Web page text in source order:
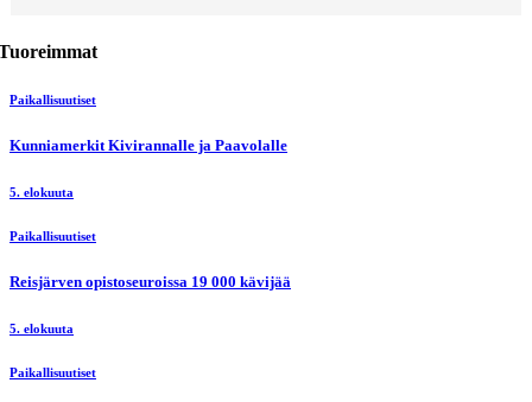
Paikallisuutiset
Kunniamerkit Kivirannalle ja Paavolalle
5. elokuuta
Paikallisuutiset
Reisjärven opistoseuroissa 19 000 kävijää
5. elokuuta
Paikallisuutiset